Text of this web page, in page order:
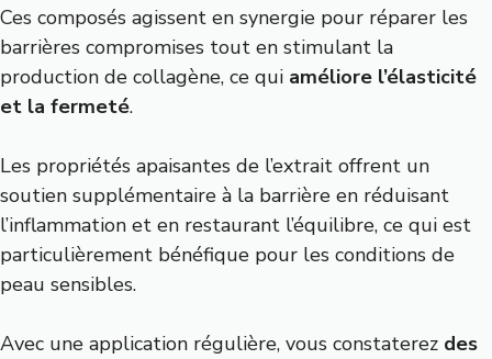
Ces composés agissent en synergie pour réparer les
barrières compromises tout en stimulant la
production de collagène, ce qui améliore l’élasticité
et la fermeté.
Les propriétés apaisantes de l’extrait offrent un
soutien supplémentaire à la barrière en réduisant
l’inflammation et en restaurant l’équilibre, ce qui est
particulièrement bénéfique pour les conditions de
peau sensibles.
Avec une application régulière, vous constaterez des